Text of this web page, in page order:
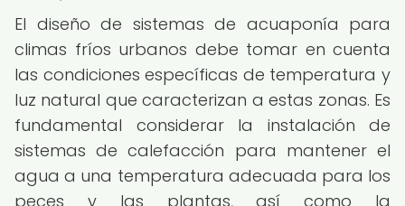
El diseño de sistemas de acuaponía para
climas fríos urbanos debe tomar en cuenta
las condiciones específicas de temperatura y
luz natural que caracterizan a estas zonas. Es
fundamental considerar la instalación de
sistemas de calefacción para mantener el
agua a una temperatura adecuada para los
peces y las plantas, así como la